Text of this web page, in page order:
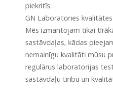
piekritīs.
GN Laboratories
Mēs izmantojam tikai
sastāvdaļas, kādas
nemainīgu kvalitāti mūsu
regulārus laboratorijas
sastāvdaļu tīrību un